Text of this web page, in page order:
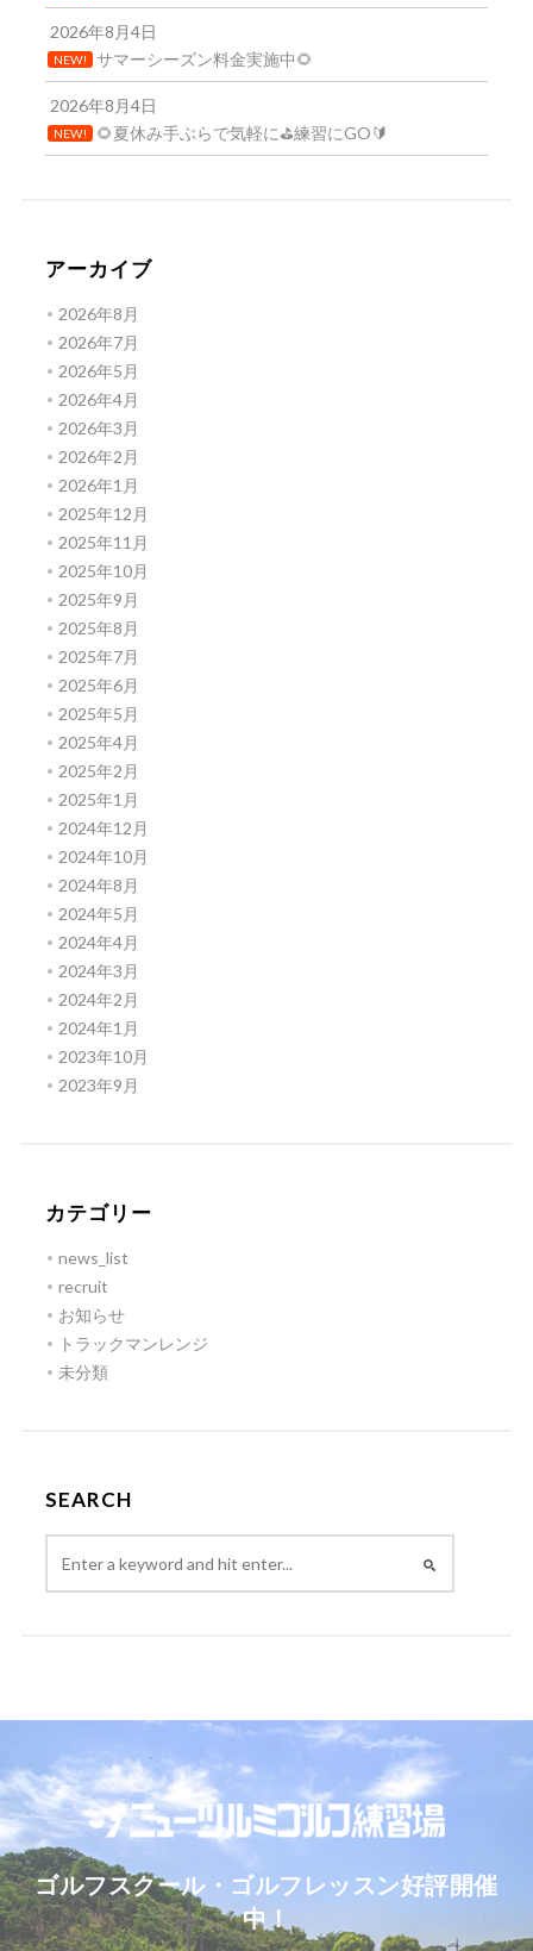
2026年8月4日
NEW! サマーシーズン料金実施中🌻
2026年8月4日
NEW! 🌻夏休み手ぶらで気軽に⛳練習にGO🔰
アーカイブ
2026年8月
2026年7月
2026年5月
2026年4月
2026年3月
2026年2月
2026年1月
2025年12月
2025年11月
2025年10月
2025年9月
2025年8月
2025年7月
2025年6月
2025年5月
2025年4月
2025年2月
2025年1月
2024年12月
2024年10月
2024年8月
2024年5月
2024年4月
2024年3月
2024年2月
2024年1月
2023年10月
2023年9月
カテゴリー
news_list
recruit
お知らせ
トラックマンレンジ
未分類
SEARCH
ゴルフスクール・ゴルフレッスン好評開催
中！